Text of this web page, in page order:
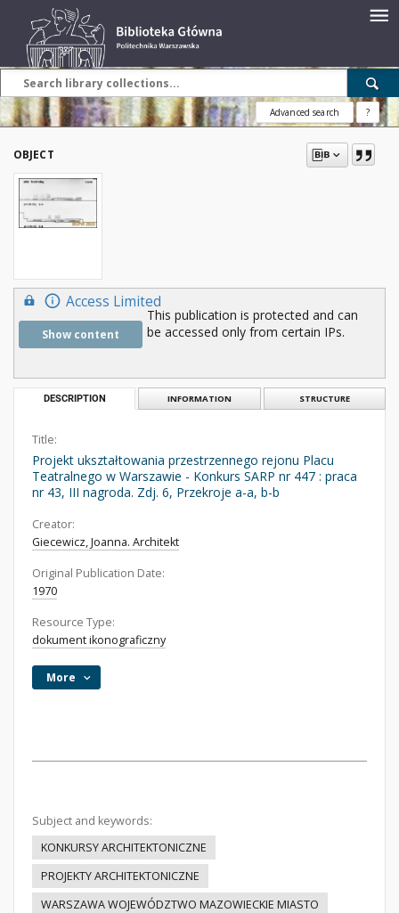
Advanced search ?
OBJECT
Access Limited
Show content
This publication is protected and can
be accessed only from certain IPs.
DESCRIPTION INFORMATION STRUCTURE
Title:
Projekt ukształtowania przestrzennego rejonu Placu
Teatralnego w Warszawie - Konkurs SARP nr 447 : praca
nr 43, III nagroda. Zdj. 6, Przekroje a-a, b-b
Creator:
Giecewicz, Joanna. Architekt
Original Publication Date:
1970
Resource Type:
dokument ikonograficzny
More
Subject and keywords:
KONKURSY ARCHITEKTONICZNE
PROJEKTY ARCHITEKTONICZNE
WARSZAWA WOJEWÓDZTWO MAZOWIECKIE MIASTO